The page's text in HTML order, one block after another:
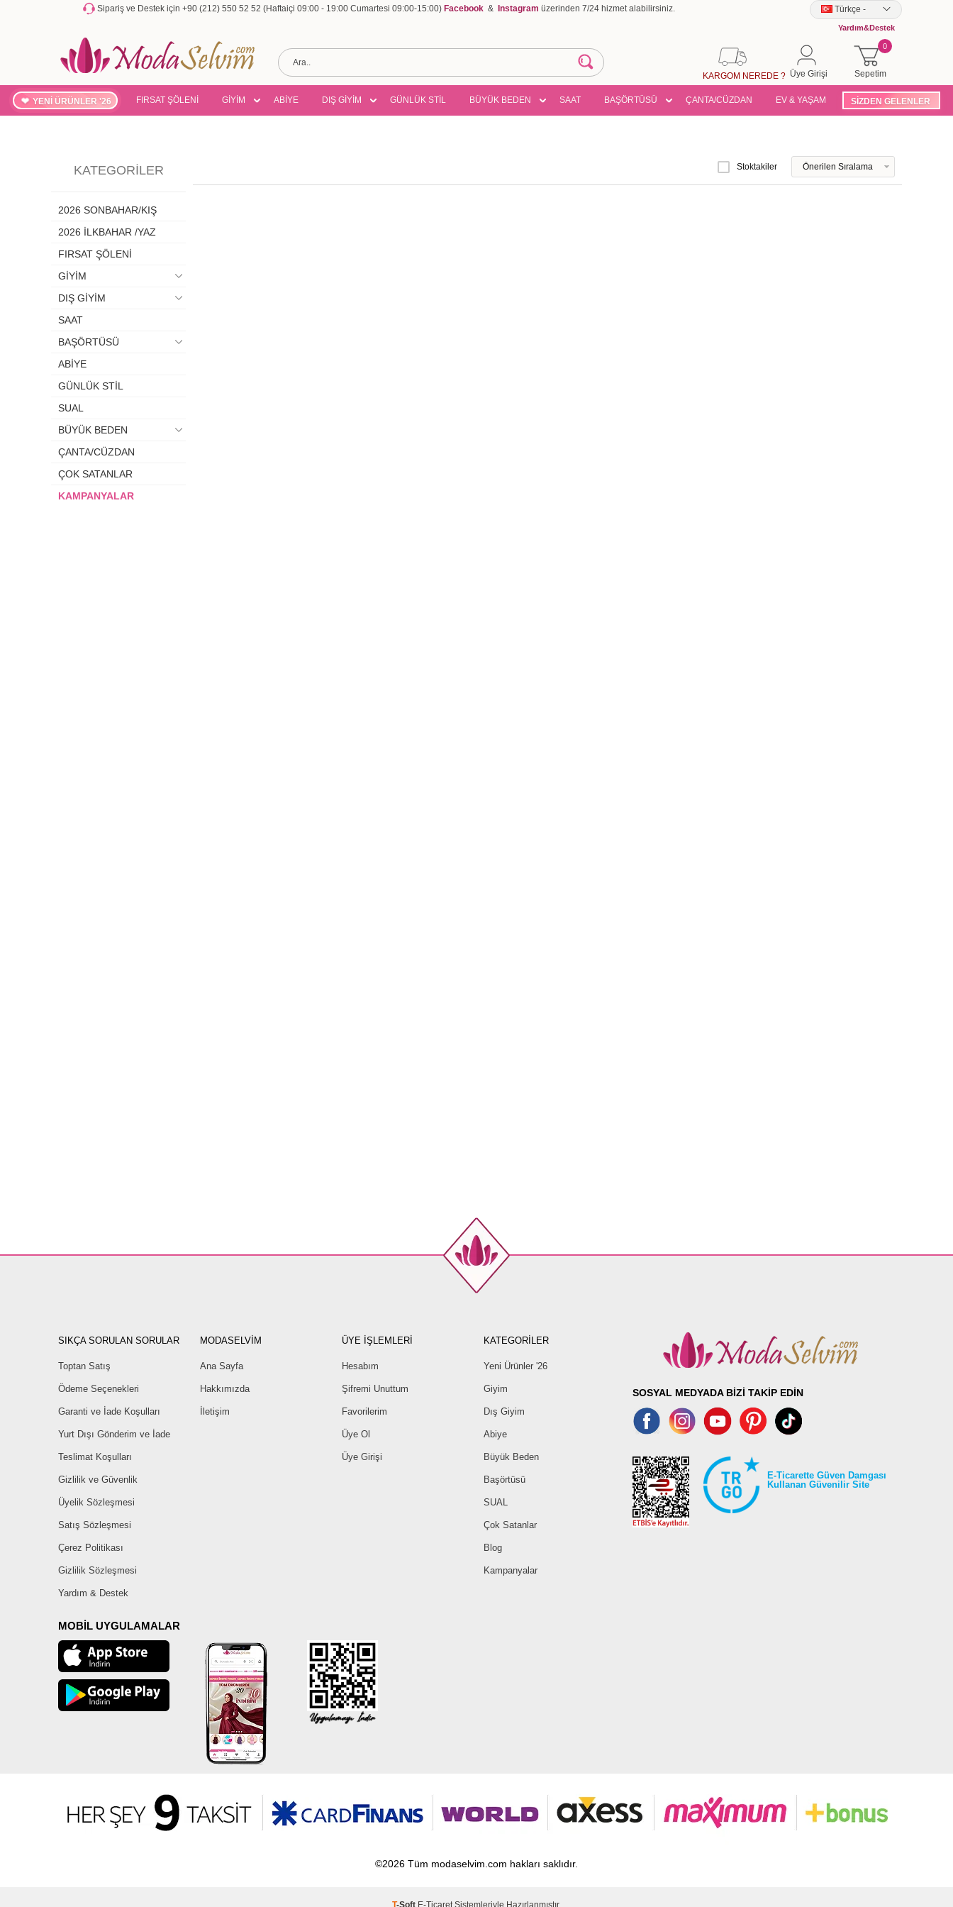
Sipariş ve Destek için +90 (212) 550 52 52 (Haftaiçi 09:00 - 19:00 Cumartesi 09:00-15:00) Facebook & Instagram üzerinden 7/24 hizmet alabilirsiniz. Türkçe -
Yardım&Destek
Sepetim
0
Üye Girişi
KARGOM NEREDE ?
YENİ ÜRÜNLER '26 FIRSAT ŞÖLENİ GİYİM ABİYE DIŞ GİYİM GÜNLÜK STİL BÜYÜK BEDEN SAAT BAŞÖRTÜSÜ ÇANTA/CÜZDAN EV & YAŞAM SİZDEN GELENLER
KATEGORILER
2026 SONBAHAR/KIŞ
2026 İLKBAHAR /YAZ
FIRSAT ŞÖLENİ
GİYİM
DIŞ GİYİM
SAAT
BAŞÖRTÜSÜ
ABİYE
GÜNLÜK STİL
SUAL
BÜYÜK BEDEN
ÇANTA/CÜZDAN
ÇOK SATANLAR
KAMPANYALAR
Stoktakiler
SIKÇA SORULAN SORULAR
Toptan Satış
Ödeme Seçenekleri
Garanti ve İade Koşulları
Yurt Dışı Gönderim ve İade
Teslimat Koşulları
Gizlilik ve Güvenlik
Üyelik Sözleşmesi
Satış Sözleşmesi
Çerez Politikası
Gizlilik Sözleşmesi
Yardım & Destek
MODASELVİM
Ana Sayfa
Hakkımızda
İletişim
ÜYE İŞLEMLERİ
Hesabım
Şifremi Unuttum
Favorilerim
Üye Ol
Üye Girişi
KATEGORİLER
Yeni Ürünler '26
Giyim
Dış Giyim
Abiye
Büyük Beden
Başörtüsü
SUAL
Çok Satanlar
Blog
Kampanyalar
MOBİL UYGULAMALAR
SOSYAL MEDYADA BİZİ TAKİP EDİN
E-Ticarette Güven Damgası
Kullanan Güvenilir Site
©2026 Tüm modaselvim.com hakları saklıdır.
T-Soft E-Ticaret Sistemleriyle Hazırlanmıştır.